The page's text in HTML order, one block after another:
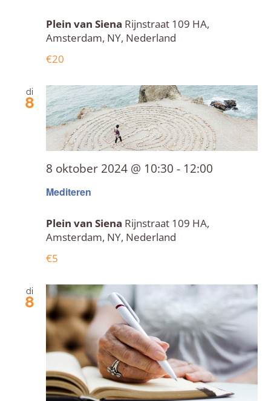
Plein van Siena Rijnstraat 109 HA,
Amsterdam, NY, Nederland
€20
di
8
Mediteren
8 oktober 2024 @ 10:30 - 12:00
Plein van Siena Rijnstraat 109 HA,
Amsterdam, NY, Nederland
€5
di
8